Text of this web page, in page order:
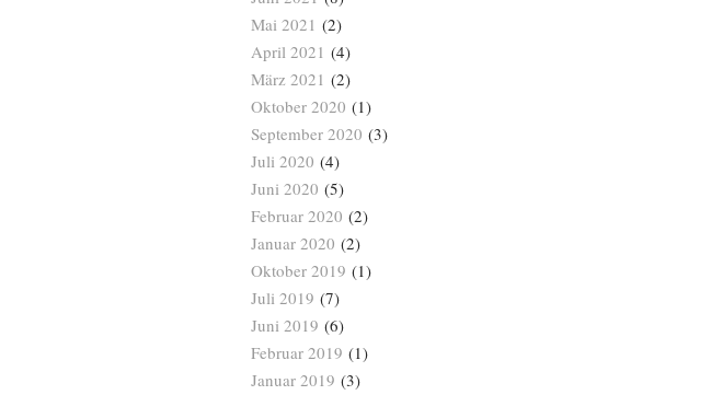
Mai 2021 (2)
April 2021 (4)
März 2021 (2)
Oktober 2020 (1)
September 2020 (3)
Juli 2020 (4)
Juni 2020 (5)
Februar 2020 (2)
Januar 2020 (2)
Oktober 2019 (1)
Juli 2019 (7)
Juni 2019 (6)
Februar 2019 (1)
Januar 2019 (3)